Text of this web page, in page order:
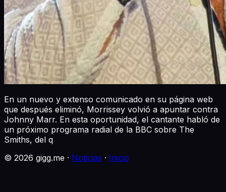
En un nuevo y extenso comunicado en su página web
que después eliminó, Morrissey volvió a apuntar contra
Johnny Marr. En esta oportunidad, el cantante habló de
un próximo programa radial de la BBC sobre The
Smiths, del q
© 2026 gigg.me · Noticias · Inicio